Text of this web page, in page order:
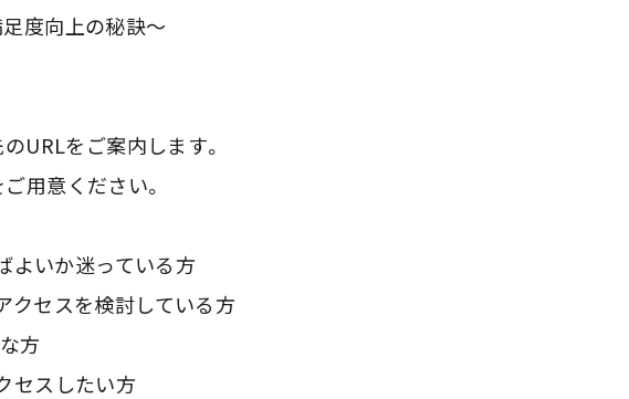
向上の秘訣～
URLをご案内します。
用意ください。
よいか迷っている方
セスを検討している方
方
スしたい方